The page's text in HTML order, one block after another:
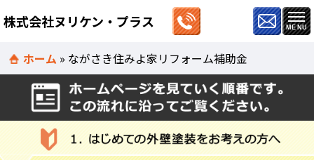
株式会社ヌリケン・プラス
ホーム » ながさき住みよ家リフォーム補助金